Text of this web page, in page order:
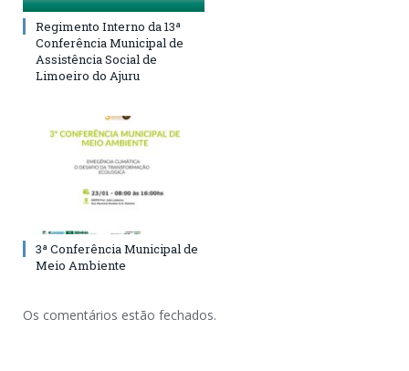
Regimento Interno da 13ª
Conferência Municipal de
Assistência Social de
Limoeiro do Ajuru
3ª Conferência Municipal de
Meio Ambiente
Os comentários estão fechados.